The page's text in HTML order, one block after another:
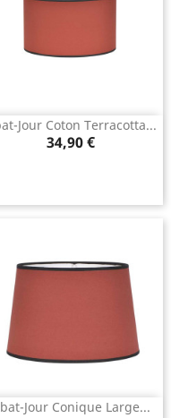
Jour Coton Terracotta...
Prix
34,90 €
Jour Conique Large...